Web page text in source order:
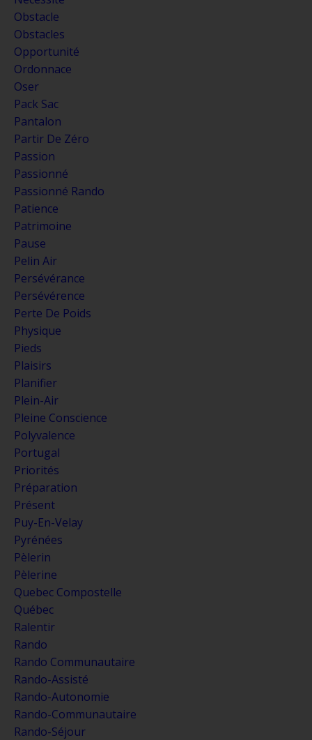
Obstacle
Obstacles
Opportunité
Ordonnace
Oser
Pack Sac
Pantalon
Partir De Zéro
Passion
Passionné
Passionné Rando
Patience
Patrimoine
Pause
Pelin Air
Persévérance
Persévérence
Perte De Poids
Physique
Pieds
Plaisirs
Planifier
Plein-Air
Pleine Conscience
Polyvalence
Portugal
Priorités
Préparation
Présent
Puy-En-Velay
Pyrénées
Pèlerin
Pèlerine
Quebec Compostelle
Québec
Ralentir
Rando
Rando Communautaire
Rando-Assisté
Rando-Autonomie
Rando-Communautaire
Rando-Séjour